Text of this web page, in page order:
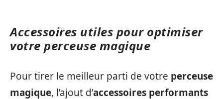
Accessoires utiles pour optimiser
votre perceuse magique
Pour tirer le meilleur parti de votre perceuse
magique, l’ajout d’accessoires performants